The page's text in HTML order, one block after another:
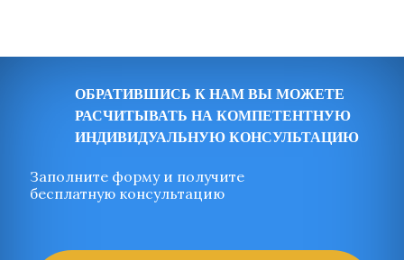
ОБРАТИВШИСЬ К НАМ ВЫ МОЖЕТЕ
РАСЧИТЫВАТЬ НА КОМПЕТЕНТНУЮ
ИНДИВИДУАЛЬНУЮ КОНСУЛЬТАЦИЮ
Заполните форму и получите
бесплатную консультацию